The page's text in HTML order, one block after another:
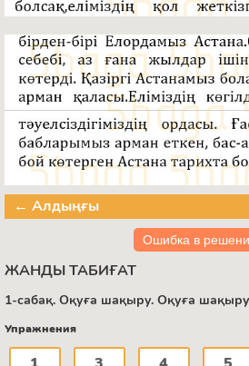
← Алдыңғы
Ошибка в
ЖАНДЫ ТАБИҒАТ
1-сабақ. Оқуға шақыру. Оқуға
Упражнения